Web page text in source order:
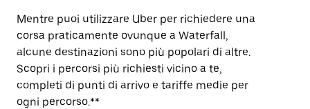
Mentre puoi utilizzare Uber per richiedere una
corsa praticamente ovunque a Waterfall,
alcune destinazioni sono più popolari di altre.
Scopri i percorsi più richiesti vicino a te,
completi di punti di arrivo e tariffe medie per
ogni percorso.**